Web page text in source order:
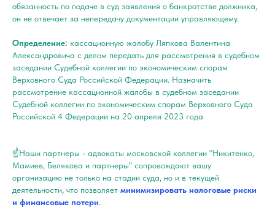
обязанность по подаче в суд заявления о банкротстве должника,
он не отвечает за непередачу документации управляющему.
Определение: кассационную жалобу Ляпкова Валентина
Александровича с делом передать для рассмотрения в судебном
заседании Судебной коллегии по экономическим спорам
Верховного Суда Российской Федерации. Назначить
рассмотрение кассационной жалобы в судебном заседании
Судебной коллегии по экономическим спорам Верховного Суда
Российской 4 Федерации на 20 апреля 2023 года
☝️Наши партнеры - адвокаты московской коллегии "Никитенко,
Мамиев, Белякова и партнеры" сопровождают вашу
организацию не только на стадии суда, но и в текущей
деятельности, что позволяет минимизировать налоговые риски
и финансовые потери.